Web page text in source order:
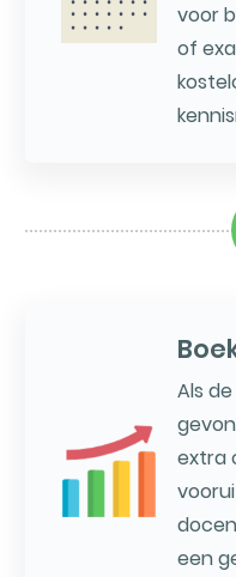
voor
of
Als
extra
een